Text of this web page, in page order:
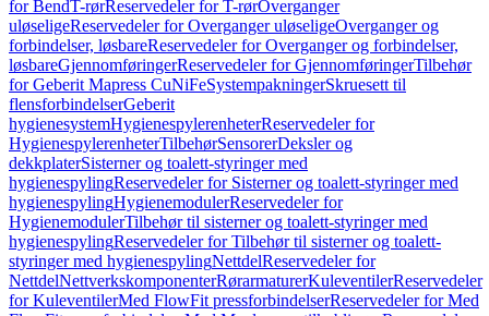
for BendT-rørReservedeler for T-rørOverganger
uløseligeReservedeler for Overganger uløseligeOverganger og
forbindelser, løsbareReservedeler for Overganger og forbindelser,
løsbareGjennomføringerReservedeler for GjennomføringerTilbehør
for Geberit Mapress CuNiFeSystempakningerSkruesett til
flensforbindelserGeberit
hygienesystemHygienespylerenheterReservedeler for
HygienespylerenheterTilbehørSensorerDeksler og
dekkplaterSisterner og toalett-styringer med
hygienespylingReservedeler for Sisterner og toalett-styringer med
hygienespylingHygienemodulerReservedeler for
HygienemodulerTilbehør til sisterner og toalett-styringer med
hygienespylingReservedeler for Tilbehør til sisterner og toalett-
styringer med hygienespylingNettdelReservedeler for
NettdelNettverkskomponenterRørarmaturerKuleventilerReservedeler
for KuleventilerMed FlowFit pressforbindelserReservedeler for Med